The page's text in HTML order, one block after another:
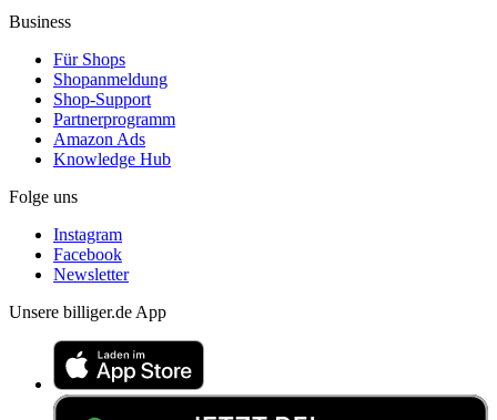
Business
Für Shops
Shopanmeldung
Shop-Support
Partnerprogramm
Amazon Ads
Knowledge Hub
Folge uns
Instagram
Facebook
Newsletter
Unsere billiger.de App